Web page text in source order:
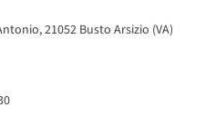
21052 Busto Arsizio (VA)